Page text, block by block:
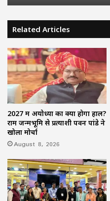
Related Articles
2027 में अयोध्या का क्या होगा हाल?
राम जन्मभूमि से प्रत्याशी पवन पांडे ने
खोला मोर्चा
August 8, 2026